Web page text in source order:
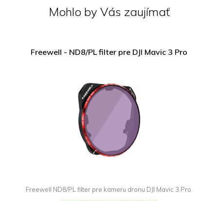
Mohlo by Vás zaujímať
Freewell - ND8/PL filter pre DJI Mavic 3 Pro
Freewell ND8/PL filter pre kameru dronu DJI Mavic 3 Pro.